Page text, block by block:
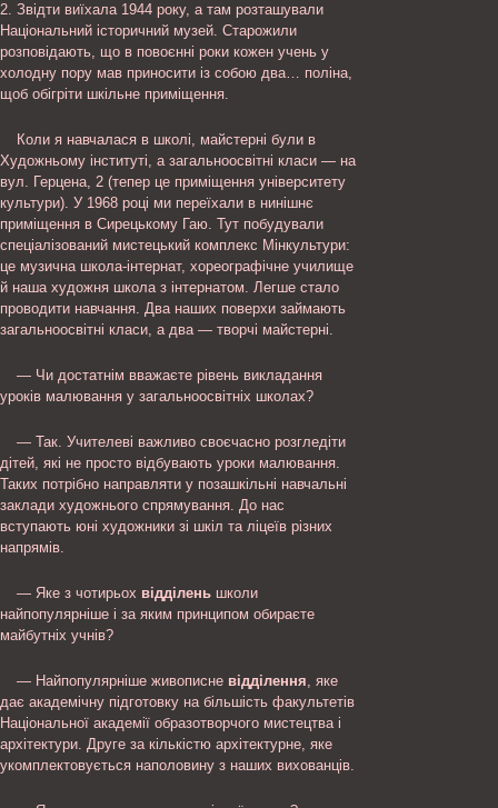
2. Звідти виїхала 1944 року, а там розташували
Національний історичний музей. Старожили
розповідають, що в повоєнні роки кожен учень у
холодну пору мав приносити із собою два… поліна,
щоб обігріти шкільне приміщення.
Коли я навчалася в школі, майстерні були в
Художньому інституті, а загальноосвітні класи — на
вул. Герцена, 2 (тепер це приміщення університету
культури). У 1968 році ми переїхали в нинішнє
приміщення в Сирецькому Гаю. Тут побудували
спеціалізований мистецький комплекс Мінкультури:
це музична школа-інтернат, хореографічне училище
й наша художня школа з інтернатом. Легше стало
проводити навчання. Два наших поверхи займають
загальноосвітні класи, а два — творчі майстерні.
— Чи достатнім вважаєте рівень викладання
уроків малювання у загальноосвітніх школах?
— Так. Учителеві важливо своєчасно розгледіти
дітей, які не просто відбувають уроки малювання.
Таких потрібно направляти у позашкільні навчальні
заклади художнього спрямування. До нас
вступають юні художники зі шкіл та ліцеїв різних
напрямів.
— Яке з чотирьох відділень школи
найпопулярніше і за яким принципом обираєте
майбутніх учнів?
— Найпопулярніше живописне відділення, яке
дає академічну підготовку на більшість факультетів
Національної академії образотворчого мистецтва і
архітектури. Друге за кількістю архітектурне, яке
укомплектовується наполовину з наших вихованців.